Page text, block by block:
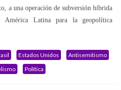
a una operación de subversión híbrida
América Latina para la geopolítica
Estados Unidos
Antisemitismo
Política